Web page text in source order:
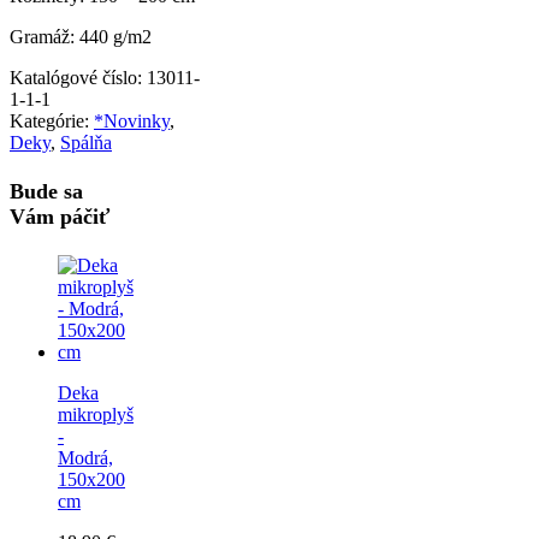
Gramáž: 440 g/m2
Katalógové číslo: 13011-
1-1-1
Kategórie: *Novinky,
Deky, Spálňa
Bude sa
Vám páčiť
Deka
mikroplyš
-
Modrá,
150x200
cm